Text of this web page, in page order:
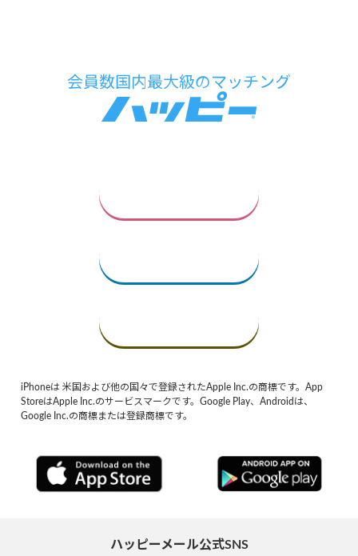
iPhoneは 米国および他の国々で登録されたApple Inc.の商標です。App
StoreはApple Inc.のサービスマークです。Google Play、Androidは、
Google Inc.の商標または登録商標です。
ハッピーメール公式SNS